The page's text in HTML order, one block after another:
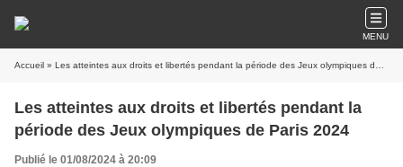
MENU
Accueil » Les atteintes aux droits et libertés pendant la période des Jeux olympiques de Paris 2024
Les atteintes aux droits et libertés pendant la
période des Jeux olympiques de Paris 2024
Publié le 01/08/2024 à 20:09